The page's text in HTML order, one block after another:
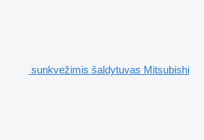
sunkvežimis šaldytuvas Mitsubishi